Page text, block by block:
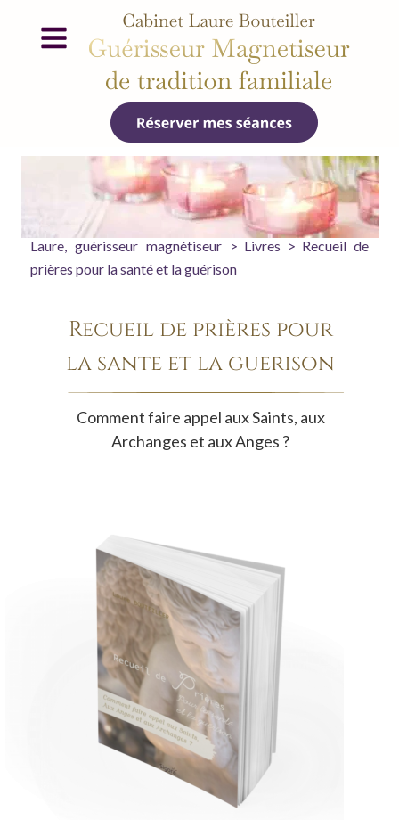
Recueil de prières pour
la santé et la guérison
Comment faire appel aux Saints, aux
Archanges et aux Anges ?
Laure, guérisseur magnétiseur > Livres > Recueil de
prières pour la santé et la guérison